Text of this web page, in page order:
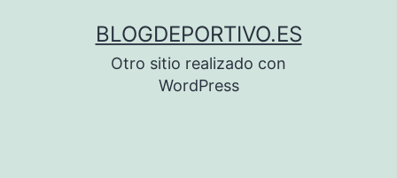
BLOGDEPORTIVO.ES
Otro sitio realizado con
WordPress